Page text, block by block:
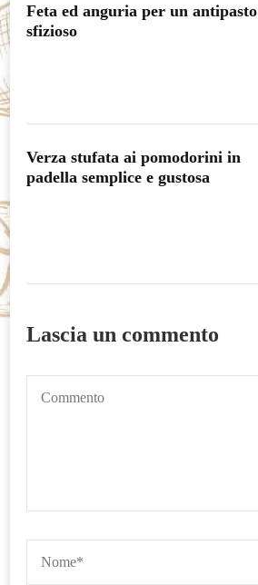
Feta ed anguria per un antipasto
sfizioso
Verza stufata ai pomodorini in
padella semplice e gustosa
Lascia un commento